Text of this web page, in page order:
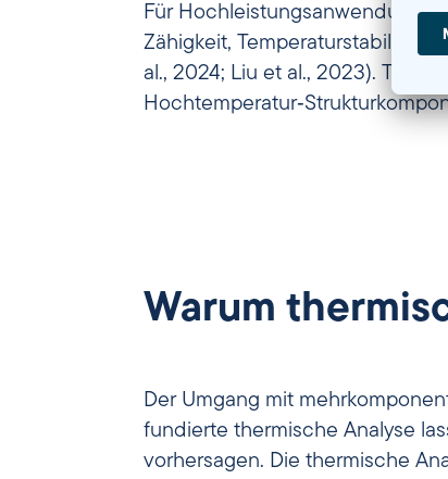
Für
Zähigkeit, Temperaturstabilität
al., 2024; Liu et al., 2023).
Warum
Der Umgang mit
fundierte thermische Analyse
vorhersagen. Die thermische